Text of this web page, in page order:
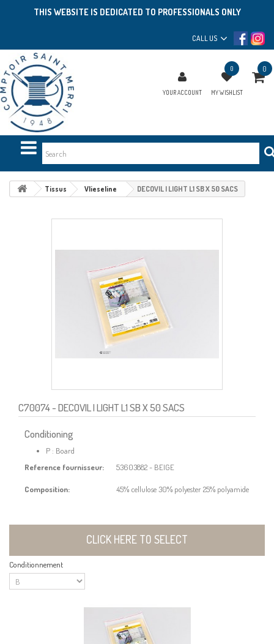
THIS WEBSITE IS DEDICATED TO PROFESSIONALS ONLY
CALL US
YOUR ACCOUNT
0
MY WISHLIST
0
Tissus Vlieseline DECOVIL I LIGHT L1 SB X 50 SACS
C70074- DECOVIL I LIGHT L1 SB X 50 SACS
Conditioning
P : Board
Reference fournisseur:
53603882 - BEIGE
Composition: 45% cellulose 30% polyester 25% polyamide
CLICK HERE TO SELECT
Conditionnement